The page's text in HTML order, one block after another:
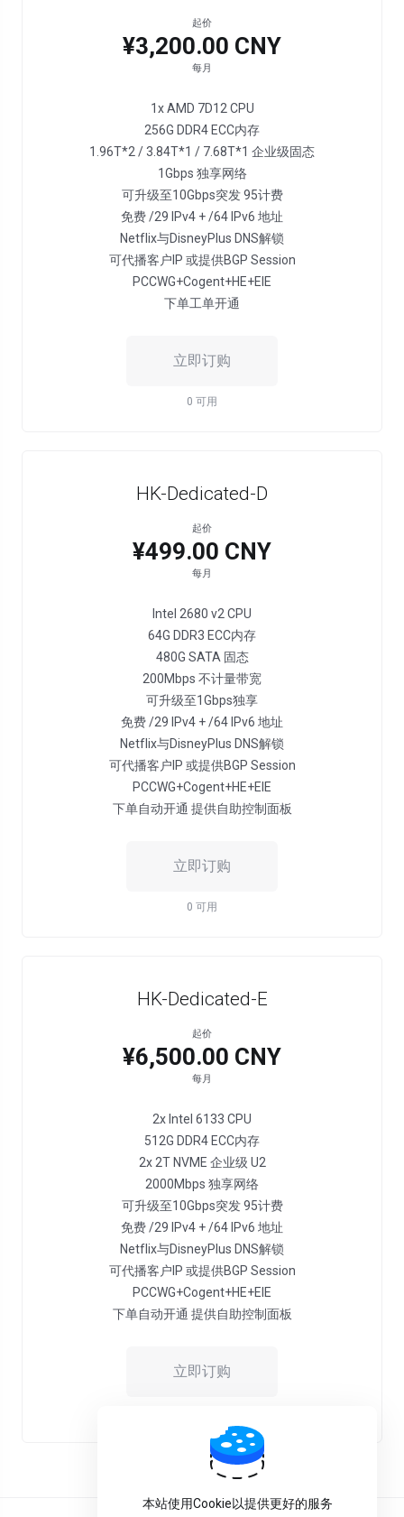
起价
¥3,200.00 CNY
每月
1x AMD 7D12 CPU
256G DDR4 ECC内存
1.96T*2 / 3.84T*1 / 7.68T*1 企业级固态
1Gbps 独享网络
可升级至10Gbps突发 95计费
免费 /29 IPv4 + /64 IPv6 地址
Netflix与DisneyPlus DNS解锁
可代播客户IP 或提供BGP Session
PCCWG+Cogent+HE+EIE
下单工单开通
立即订购
0 可用
HK-Dedicated-D
起价
¥499.00 CNY
每月
Intel 2680 v2 CPU
64G DDR3 ECC内存
480G SATA 固态
200Mbps 不计量带宽
可升级至1Gbps独享
免费 /29 IPv4 + /64 IPv6 地址
Netflix与DisneyPlus DNS解锁
可代播客户IP 或提供BGP Session
PCCWG+Cogent+HE+EIE
下单自动开通 提供自助控制面板
立即订购
0 可用
HK-Dedicated-E
起价
¥6,500.00 CNY
每月
2x Intel 6133 CPU
512G DDR4 ECC内存
2x 2T NVME 企业级 U2
2000Mbps 独享网络
可升级至10Gbps突发 95计费
免费 /29 IPv4 + /64 IPv6 地址
Netflix与DisneyPlus DNS解锁
可代播客户IP 或提供BGP Session
PCCWG+Cogent+HE+EIE
下单自动开通 提供自助控制面板
立即订购
本站使用Cookie以提供更好的服务